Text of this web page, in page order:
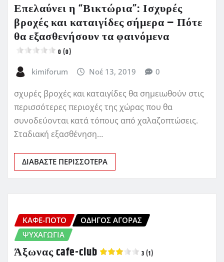
Επελαύνει η “Βικτώρια”: Ισχυρές
βροχές και καταιγίδες σήμερα – Πότε
θα εξασθενήσουν τα φαινόμενα
0 (0)
kimiforum Νοέ 13, 2019 0
σχυρές βροχές και καταιγίδες θα σημειωθούν στις
περισσότερες περιοχές της χώρας που θα
συνοδεύονται κατά τόπους από χαλαζοπτώσεις.
Σταδιακή εξασθένηση…
ΔΙΑΒΆΣΤΕ ΠΕΡΙΣΣΌΤΕΡΑ
ΚΑΦΈ-ΠΟΤΌ
ΟΔΗΓΌΣ ΑΓΟΡΆΣ
ΨΥΧΑΓΩΓΊΑ
Άξωνας cafe-club 3 (1)